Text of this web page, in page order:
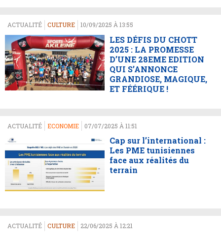
ACTUALITÉ CULTURE 10/09/2025 À 13:55
LES DÉFIS DU CHOTT
2025 : LA PROMESSE
D’UNE 28EME EDITION
QUI S’ANNONCE
GRANDIOSE, MAGIQUE,
ET FÉÉRIQUE !
ACTUALITÉ ECONOMIE 07/07/2025 À 11:51
Cap sur l’international :
Les PME tunisiennes
face aux réalités du
terrain
ACTUALITÉ CULTURE 22/06/2025 À 12:21